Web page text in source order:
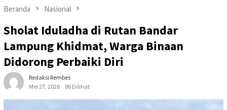
Beranda Nasional
Sholat Iduladha di Rutan Bandar
Lampung Khidmat, Warga Binaan
Didorong Perbaiki Diri
Redaksi Rembes
Mei 27, 2026
86 Dilihat